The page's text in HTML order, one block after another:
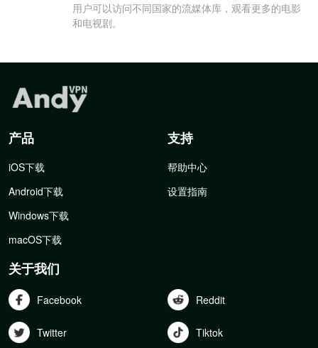
用户可以访问不同国家的流媒体库，观看更多的电影
和电视剧。
产品
iOS下载
Android下载
Windows下载
macOS下载
支持
帮助中心
设置指南
关于我们
Facebook Reddit
Twitter Tiktok